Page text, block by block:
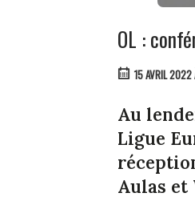
OL :
15 AVRIL 2022
Au
Ligue
Aulas et